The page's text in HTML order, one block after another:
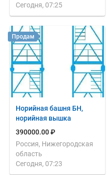
Сегодня, 07:25
Норийная башня БН,
норийная вышка
390000.00 ₽
Россия, Нижегородская
область
Сегодня, 07:23
Продам